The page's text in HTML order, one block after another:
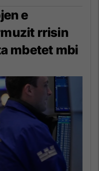
e
rrisin
mbetet mbi